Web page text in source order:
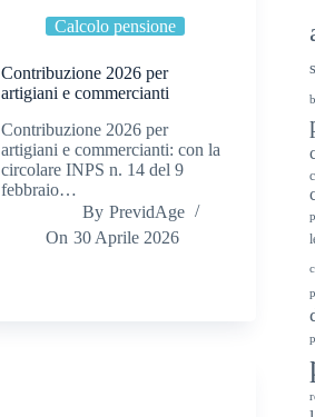
Calcolo pensione
Contribuzione 2026 per
artigiani e commercianti
Contribuzione 2026 per
artigiani e commercianti: con la
circolare INPS n. 14 del 9
febbraio…
By PrevidAge
On 30 Aprile 2026